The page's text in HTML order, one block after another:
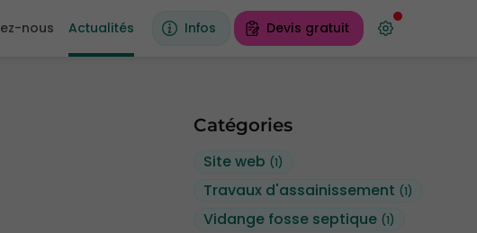
nous Actualités Infos Devis gratuit
Catégories
Site web (1)
Travaux d'assainissement (1)
Vidange fosse septique (1)